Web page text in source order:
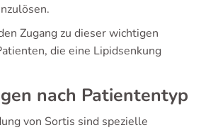
Zugang zu dieser wichtigen
die eine Lipidsenkung
nach Patiententyp
von Sortis sind spezielle